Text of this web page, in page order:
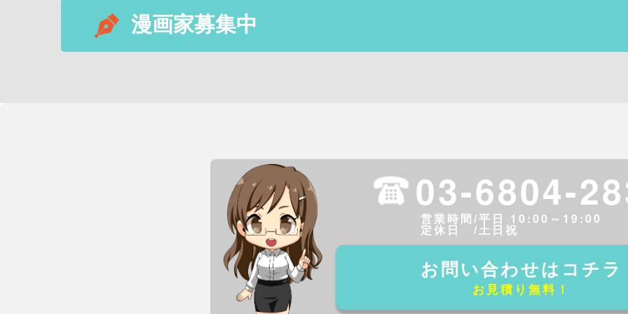
漫画家募集中
03-6804-
営業時間/平日 10:00～19:00
定休日 /土日祝
お問い合わせはコチラ
お見積り無料！